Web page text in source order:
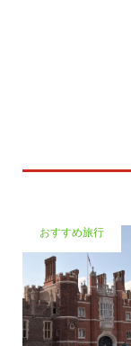
おすすめ旅行